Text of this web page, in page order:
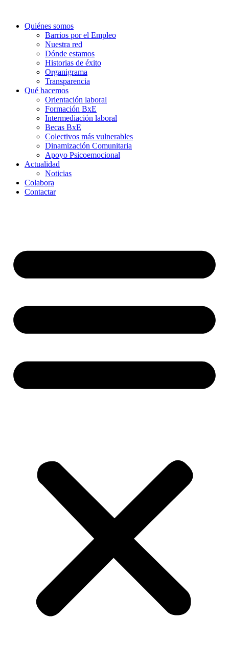
contenidoQuiénes somos
Barrios por el Empleo
Nuestra red
Dónde estamos
Historias de éxito
Organigrama
Transparencia
Qué hacemos
Orientación laboral
Formación BxE
Intermediación laboral
Becas BxE
Colectivos más vulnerables
Dinamización Comunitaria
Apoyo Psicoemocional
Actualidad
Noticias
Colabora
Contactar